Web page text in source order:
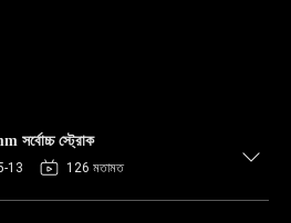
সর্বোচ্চ স্ট্রোক
13 126 মতামত